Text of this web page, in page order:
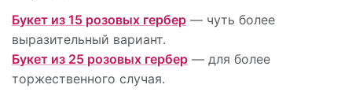
Букет из 15 розовых гербер — чуть более
выразительный вариант.
Букет из 25 розовых гербер — для более
торжественного случая.